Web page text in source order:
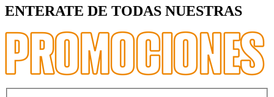
ENTERATE DE TODAS NUESTRAS